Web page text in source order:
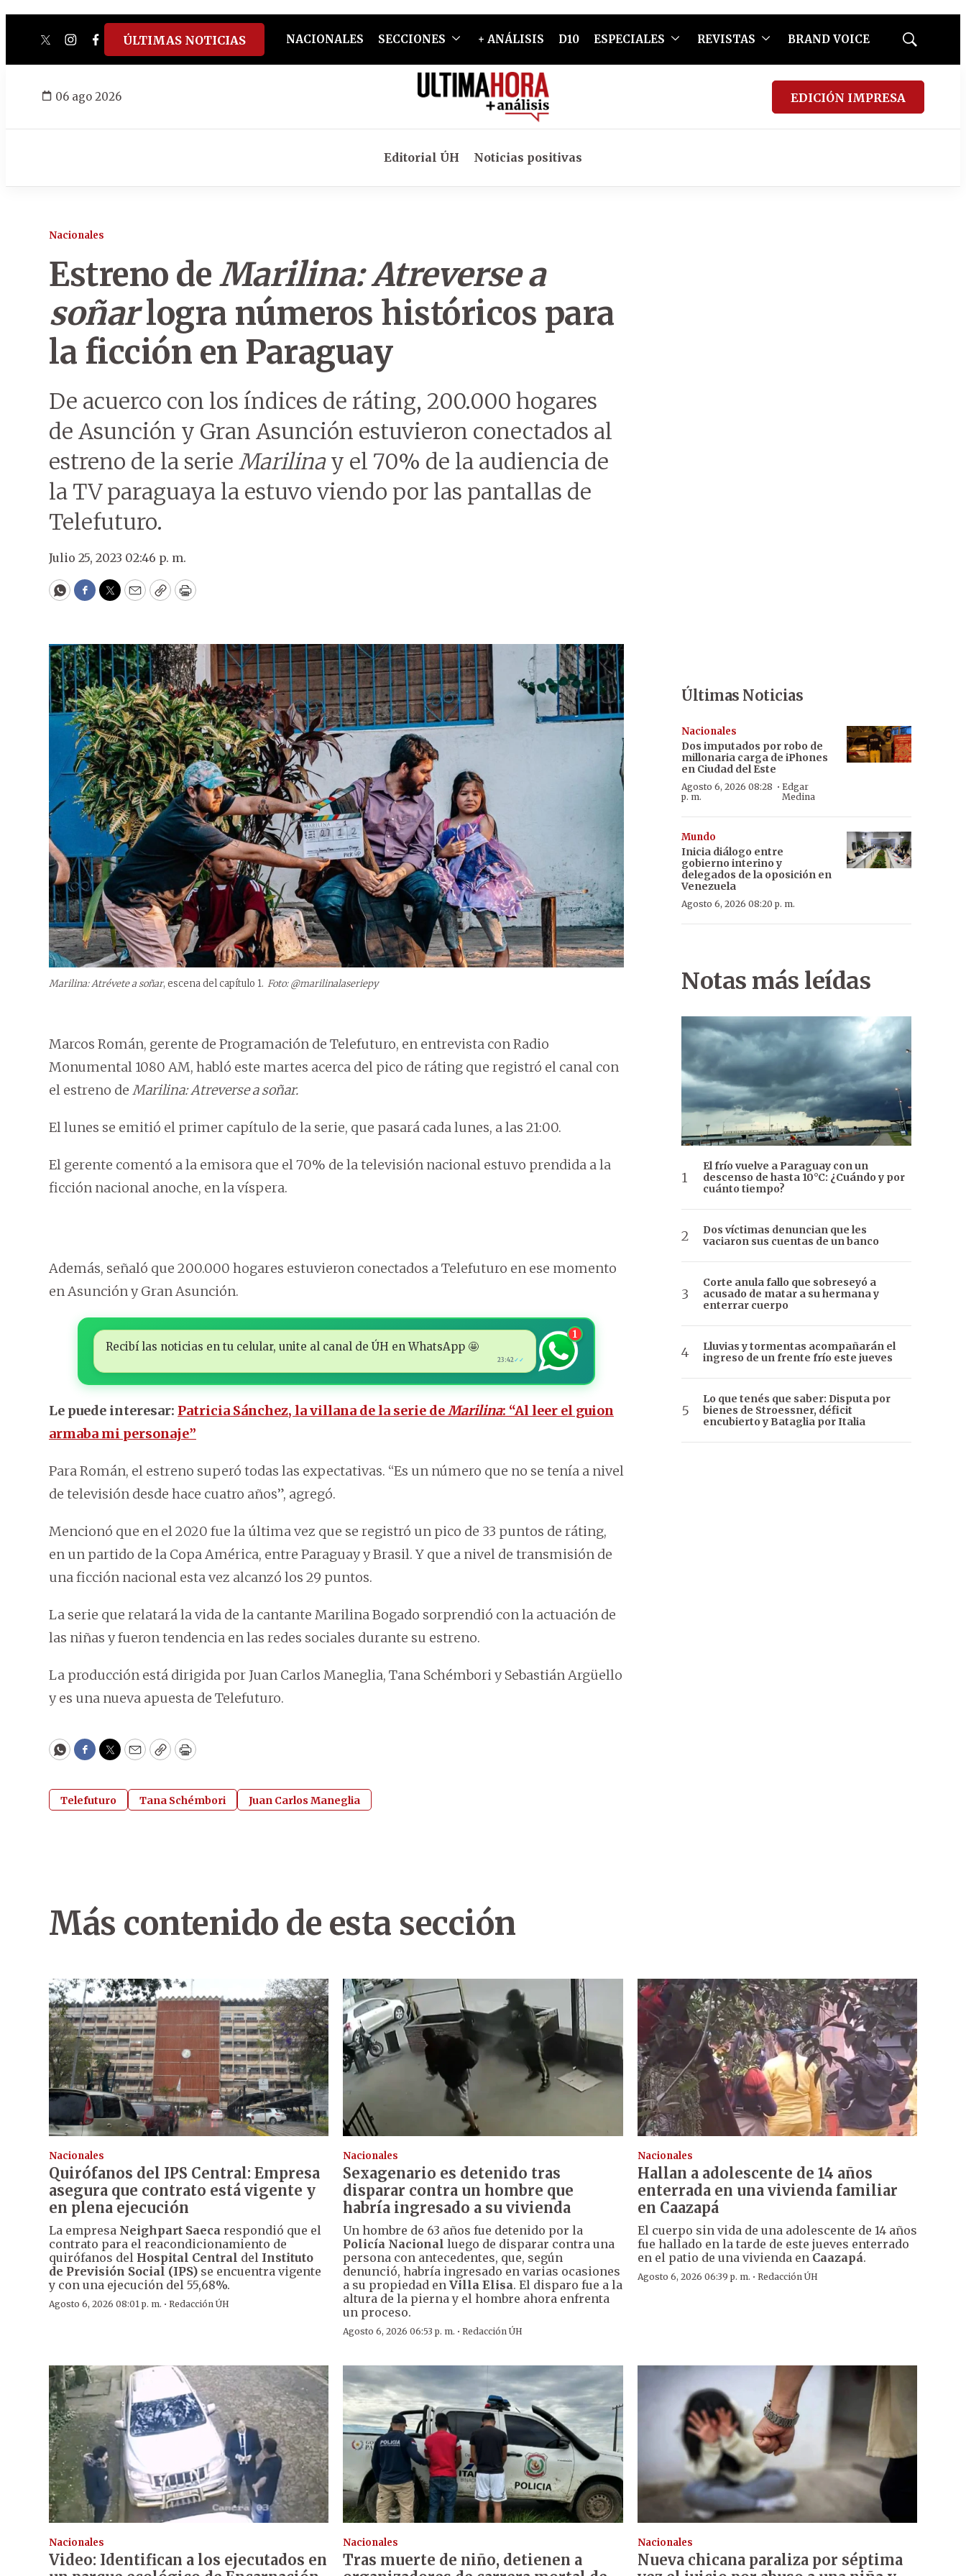
twitterinstagram
facebook
tiktokyoutube
spotify
ÚLTIMAS NOTICIAS NACIONALES SECCIONES + ANÁLISIS D10 ESPECIALES REVISTAS BRAND VOICE
Mostrar
06 ago 2026 EDICIÓN IMPRESA
Editorial ÚH Noticias positivas
Nacionales
Estreno deMarilina: Atreverse a
soñarlogra números históricos para
la ficción en Paraguay
De acuerco con los índices de ráting, 200.000 hogares
de Asunción y Gran Asunción estuvieron conectados al
estreno de la serie Marilinay el 70% de la audiencia de
la TV paraguaya la estuvo viendo por las pantallas de
Telefuturo.
Julio 25, 2023 02:46 p. m.
WhatsApp
Facebook
Twitter
EmailCopyPrint
Marilina: Atrévete a soñar, escena del capítulo 1. Foto: @marilinalaseriepy
Marcos Román, gerente de Programación de Telefuturo, en entrevista con Radio
Monumental 1080 AM, habló este martes acerca del pico de ráting que registró el canal con
el estreno de Marilina: Atreverse a soñar.
El lunes se emitió el primer capítulo de la serie, que pasará cada lunes, a las 21:00.
El gerente comentó a la emisora que el 70% de la televisión nacional estuvo prendida a la
ficción nacional anoche, en la víspera.
Además, señaló que 200.000 hogares estuvieron conectados a Telefuturo en ese momento
en Asunción y Gran Asunción.
Recibí las noticias en tu celular, unite al canal de ÚH en WhatsApp 🤩
23:42✓✓
1
Le puede interesar: Patricia Sánchez, la villana de la serie deMarilina: “Al leer el guion
armaba mi personaje”
Para Román, el estreno superó todas las expectativas. “Es un número que no se tenía a nivel
de televisión desde hace cuatro años”, agregó.
Mencionó que en el 2020 fue la última vez que se registró un pico de 33 puntos de ráting,
en un partido de la Copa América, entre Paraguay y Brasil. Y que a nivel de transmisión de
una ficción nacional esta vez alcanzó los 29 puntos.
La serie que relatará la vida de la cantante Marilina Bogado sorprendió con la actuación de
las niñas y fueron tendencia en las redes sociales durante su estreno.
La producción está dirigida por Juan Carlos Maneglia, Tana Schémbori y Sebastián Argüello
y es una nueva apuesta de Telefuturo.
WhatsApp
Facebook
Twitter
EmailCopyPrint
Telefuturo Tana Schémbori Juan Carlos Maneglia
Últimas Noticias
Nacionales
Dos imputados por robo de
millonaria carga de iPhones
en Ciudad del Este
Agosto 6, 2026 08:28
p. m.
· Edgar
Medina
Mundo
Inicia diálogo entre
gobierno interino y
delegados de la oposición en
Venezuela
Agosto 6, 2026 08:20 p. m.
Notas más leídas
El frío vuelve a Paraguay con un
descenso de hasta 10°C: ¿Cuándo y por
cuánto tiempo?
Dos víctimas denuncian que les
vaciaron sus cuentas de un banco
Corte anula fallo que sobreseyó a
acusado de matar a su hermana y
enterrar cuerpo
Lluvias y tormentas acompañarán el
ingreso de un frente frío este jueves
Lo que tenés que saber: Disputa por
bienes de Stroessner, déficit
encubierto y Bataglia por Italia
Más contenido de esta sección
Nacionales
Quirófanos del IPS Central: Empresa
asegura que contrato está vigente y
en plena ejecución
La empresa Neighpart Saeca respondió que el
contrato para el reacondicionamiento de
quirófanos del Hospital Central del Instituto
de Previsión Social (IPS) se encuentra vigente
y con una ejecución del 55,68%.
Agosto 6, 2026 08:01 p. m. · Redacción ÚH
Nacionales
Sexagenario es detenido tras
disparar contra un hombre que
habría ingresado a su vivienda
Un hombre de 63 años fue detenido por la
Policía Nacional luego de disparar contra una
persona con antecedentes, que, según
denunció, habría ingresado en varias ocasiones
a su propiedad enVilla Elisa. El disparo fue a la
altura de la pierna y el hombre ahora enfrenta
un proceso.
Agosto 6, 2026 06:53 p. m. ·Redacción ÚH
Nacionales
Hallan a adolescente de 14 años
enterrada en una vivienda familiar
en Caazapá
El cuerpo sin vida de una adolescente de 14 años
fue hallado en la tarde de este jueves enterrado
en el patio de una vivienda en Caazapá.
Agosto 6, 2026 06:39 p. m. · Redacción ÚH
Nacionales
Video: Identifican a los ejecutados en
Nacionales
Tras muerte de niño, detienen a
Nacionales
Nueva chicana paraliza por séptima